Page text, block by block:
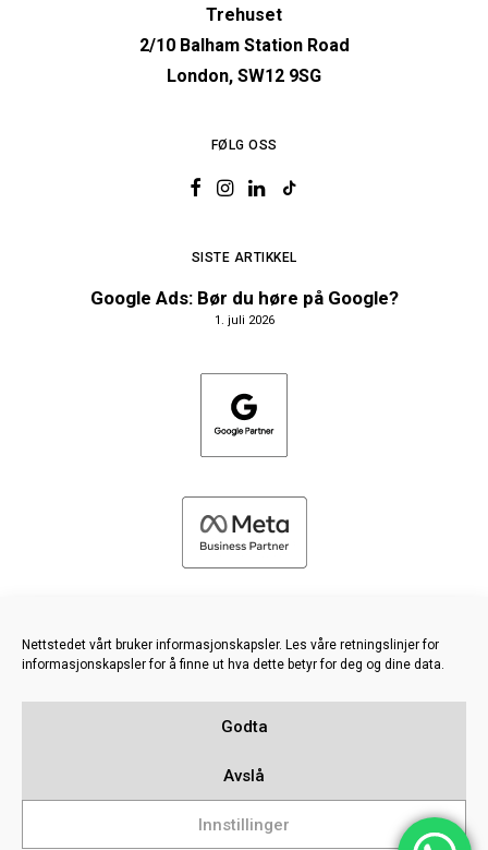
Nettstedet vårt bruker informasjonskapsler. Les våre retningslinjer for
informasjonskapsler for å finne ut hva dette betyr for deg og dine data.
Godta
Avslå
Innstillinger
Trehuset
2/10 Balham Station Road
London, SW12 9SG
FØLG OSS
SISTE ARTIKKEL
Google Ads: Bør du høre på Google?
1. juli 2026
2026 FRESH PIES LTD - ALLE RETTIGHETER FORBEHOLDT
Kunnskapsbase
Sitemap